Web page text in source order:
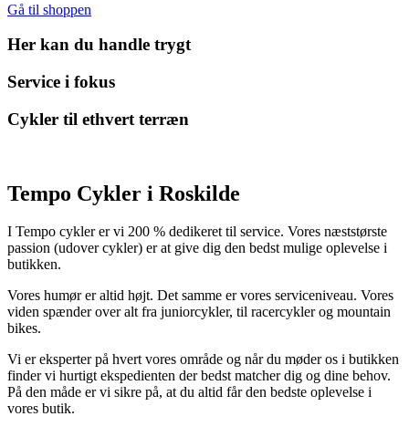
Gå til shoppen
Her kan du handle trygt
Service i fokus
Cykler til ethvert terræn
Tempo Cykler i Roskilde
I Tempo cykler er vi 200 % dedikeret til service. Vores næststørste
passion (udover cykler) er at give dig den bedst mulige oplevelse i
butikken.
Vores humør er altid højt. Det samme er vores serviceniveau. Vores
viden spænder over alt fra juniorcykler, til racercykler og mountain
bikes.
Vi er eksperter på hvert vores område og når du møder os i butikken
finder vi hurtigt ekspedienten der bedst matcher dig og dine behov.
På den måde er vi sikre på, at du altid får den bedste oplevelse i
vores butik.